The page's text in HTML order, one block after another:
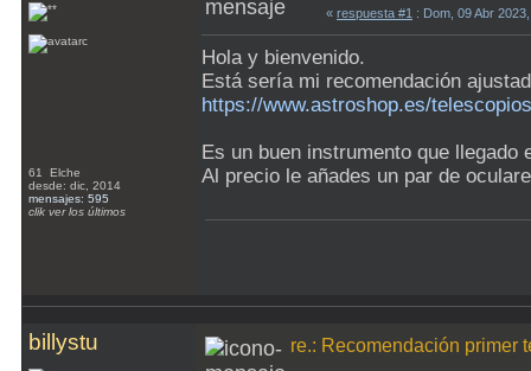
61 Elche
desde: dic, 2014
mensajes: 595
clik ver los últimos
« respuesta #1 : Dom, 09 Abr
Hola y bienvenido.
Está sería mi recomendación
https://www.astroshop.es/
Es un buen instrumento que
Al precio le añades un par de
billystu re.: Recomendación primer